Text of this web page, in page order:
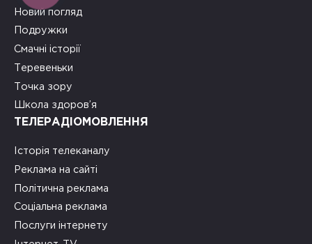
Новий погляд
Подружки
Смачні історії
Теревеньки
Точка зору
Школа здоров’я
ТЕЛЕРАДІОМОВЛЕННЯ
Історія телеканалу
Реклама на сайті
Політична реклама
Соціальна реклама
Послуги інтернету